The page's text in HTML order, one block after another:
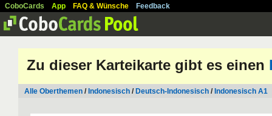
CoboCards App FAQ & Wünsche Feedback
Zu dieser Karteikarte gibt es einen
Alle Oberthemen / Indonesisch / Deutsch-Indonesisch / Indonesisch A1